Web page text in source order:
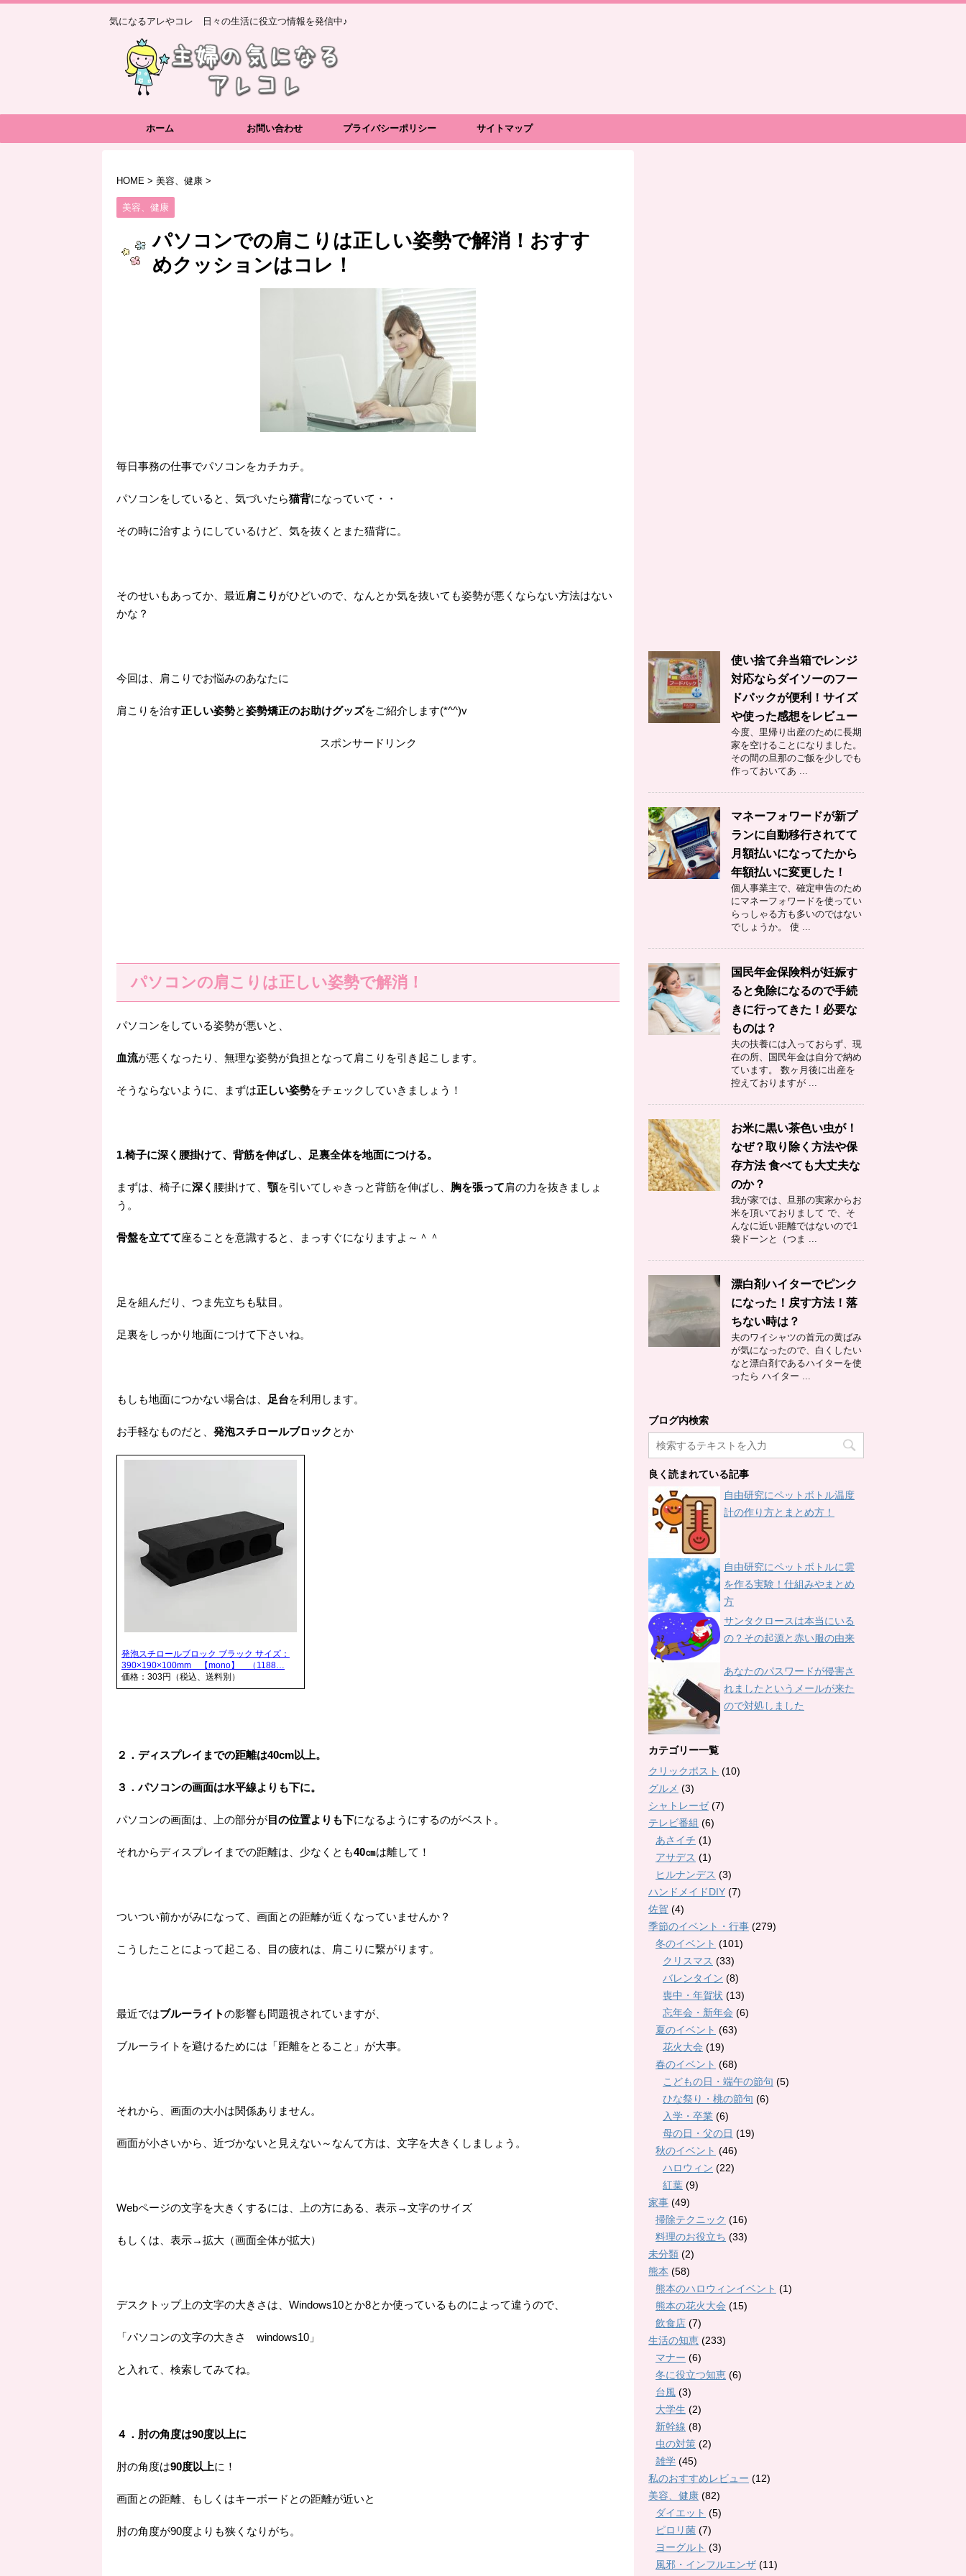
気になるアレやコレ 日々の生活に役立つ情報を発信中♪
ホーム お問い合わせ プライバシーポリシー サイトマップ
HOME > 美容、健康 >
美容、健康
パソコンでの肩こりは正しい姿勢で解消！おすす
めクッションはコレ！
毎日事務の仕事でパソコンをカチカチ。
パソコンをしていると、気づいたら猫背になっていて・・
その時に治すようにしているけど、気を抜くとまた猫背に。
そのせいもあってか、最近肩こり がひどいので、なんとか気を抜いても姿勢が悪くならない方法はない
かな？
今回は、肩こりでお悩みのあなたに
肩こりを治す正しい姿勢と姿勢矯正のお助けグッズをご紹介します(*^^)v
スポンサードリンク
パソコンの肩こりは正しい姿勢で解消！
パソコンをしている姿勢が悪いと、
血流が悪くなったり、無理な姿勢が負担となって肩こりを引き起こします。
そうならないように、まずは正しい姿勢をチェックしていきましょう！
1.椅子に深く腰掛けて、背筋を伸ばし、足裏全体を地面につける。
まずは、椅子に深く 腰掛けて、 顎を引いてしゃきっと背筋を伸ばし、 胸を張って肩の力を抜きましょ
う。
骨盤を立てて座ることを意識すると、まっすぐになりますよ～＾＾
足を組んだり、つま先立ちも駄目。
足裏をしっかり地面につけて下さいね。
もしも地面につかない場合は、 足台を利用します。
お手軽なものだと、 発泡スチロールブロック とか
発泡スチロールブロック ブラック サイズ：
390×190×100mm 【mono】 （1188…
価格：303円（税込、送料別）
２．ディスプレイまでの距離は40cm以上。
３．パソコンの画面は水平線よりも下に。
パソコンの画面は、上の部分が目の位置よりも下になるようにするのがベスト。
それからディスプレイまでの距離は、少なくとも40㎝は離して！
ついつい前かがみになって、画面との距離が近くなっていませんか？
こうしたことによって起こる、目の疲れは、肩こりに繋がります。
最近ではブルーライトの影響も問題視されていますが、
ブルーライトを避けるためには「距離をとること」が大事。
それから、画面の大小は関係ありません。
画面が小さいから、近づかないと見えない～なんて方は、文字を大きくしましょう。
Webページの文字を大きくするには、上の方にある、表示→文字のサイズ
もしくは、表示→拡大（画面全体が拡大）
デスクトップ上の文字の大きさは、Windows10とか8とか使っているものによって違うので、
「パソコンの文字の大きさ windows10」
と入れて、検索してみてね。
４．肘の角度は90度以上に
肘の角度は90度以上に！
画面との距離、もしくはキーボードとの距離が近いと
肘の角度が90度よりも狭くなりがち。
使い捨て弁当箱でレンジ
対応ならダイソーのフー
ドパックが便利！サイズ
や使った感想をレビュー
今度、里帰り出産のために長期
家を空けることになりました。
その間の旦那のご飯を少しでも
作っておいてあ ...
マネーフォワードが新プ
ランに自動移行されてて
月額払いになってたから
年額払いに変更した！
個人事業主で、確定申告のため
にマネーフォワードを使ってい
らっしゃる方も多いのではない
でしょうか。 使 ...
国民年金保険料が妊娠す
ると免除になるので手続
きに行ってきた！必要な
ものは？
夫の扶養には入っておらず、現
在の所、国民年金は自分で納め
ています。 数ヶ月後に出産を
控えておりますが ...
お米に黒い茶色い虫が！
なぜ？取り除く方法や保
存方法 食べても大丈夫な
のか？
我が家では、旦那の実家からお
米を頂いておりまして で、そ
んなに近い距離ではないので1
袋ドーンと（つま ...
漂白剤ハイターでピンク
になった！戻す方法！落
ちない時は？
夫のワイシャツの首元の黄ばみ
が気になったので、白くしたい
なと漂白剤であるハイターを使
ったら ハイター ...
ブログ内検索
良く読まれている記事
自由研究にペットボトル温度
計の作り方とまとめ方！
自由研究にペットボトルに雲
を作る実験！仕組みやまとめ
方
サンタクロースは本当にいる
の？その起源と赤い服の由来
あなたのパスワードが侵害さ
れましたというメールが来た
ので対処しました
カテゴリー一覧
クリックポスト (10)
グルメ (3)
シャトレーゼ(7)
テレビ番組 (6)
あさイチ (1)
アサデス (1)
ヒルナンデス (3)
ハンドメイドDIY (7)
佐賀 (4)
季節のイベント・行事 (279)
冬のイベント (101)
クリスマス (33)
バレンタイン (8)
喪中・年賀状 (13)
忘年会・新年会 (6)
夏のイベント (63)
花火大会 (19)
春のイベント (68)
こどもの日・端午の節句 (5)
ひな祭り・桃の節句 (6)
入学・卒業 (6)
母の日・父の日 (19)
秋のイベント (46)
ハロウィン (22)
紅葉 (9)
家事 (49)
掃除テクニック (16)
料理のお役立ち (33)
未分類 (2)
熊本 (58)
熊本のハロウィンイベント (1)
熊本の花火大会 (15)
飲食店 (7)
生活の知恵 (233)
マナー (6)
冬に役立つ知恵 (6)
台風 (3)
大学生 (2)
新幹線 (8)
虫の対策 (2)
雑学 (45)
私のおすすめレビュー (12)
美容、健康 (82)
ダイエット (5)
ピロリ菌 (7)
ヨーグルト (3)
風邪・インフルエンザ (11)